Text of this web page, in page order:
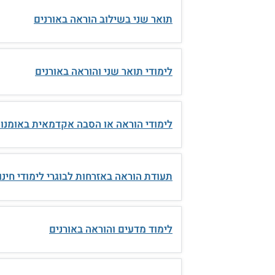
תואר שני בשילוב הוראה באורנים
לימודי תואר שני והוראה באורנים
לימודי הוראה או הסבה אקדמאית
תעודת הוראה באזרחות לבוגרי לימודי
לימוד מדעים והוראה באורנים